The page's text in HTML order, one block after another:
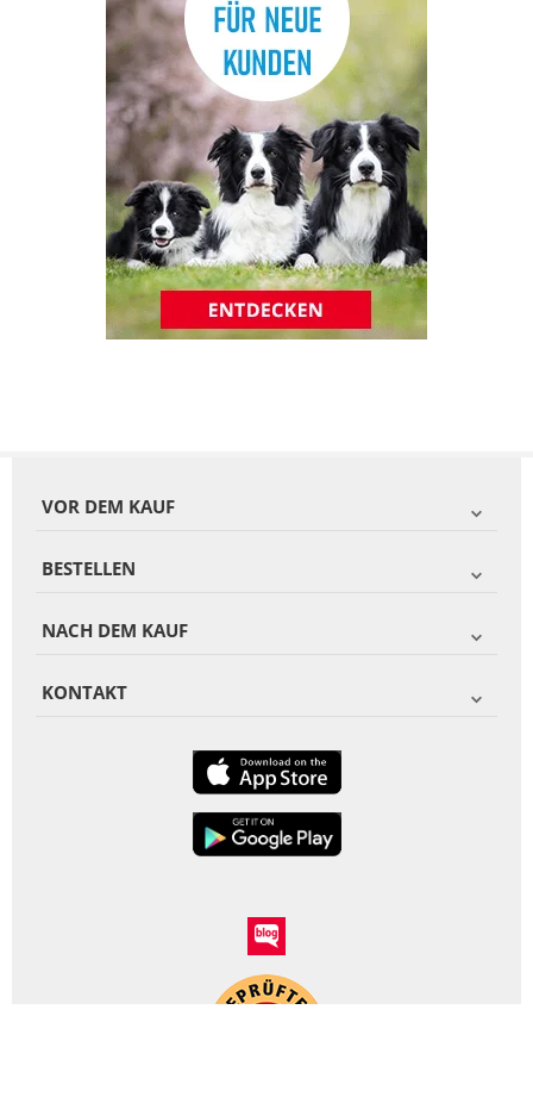
VOR DEM KAUF
BESTELLEN
NACH DEM KAUF
KONTAKT